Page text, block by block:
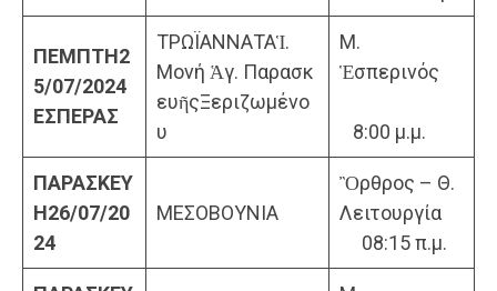
ΠΕΜΠΤΗ2
5/07/2024
ΕΣΠΕΡΑΣ
ΤΡΩΪΑΝΝΑΤΑἹ.
Μονή Ἁγ. Παρασκ
ευῆςΞεριζωμένο
υ
Μ.
Ἑσπερινός
8:00 μ.μ.
ΠΑΡΑΣΚΕΥ
Η26/07/20
24
ΜΕΣΟΒΟΥΝΙΑ
Ὂρθρος – Θ.
Λειτουργία
08:15 π.μ.